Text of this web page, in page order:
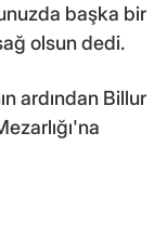
başka bir
olsun dedi.
ardından Billur